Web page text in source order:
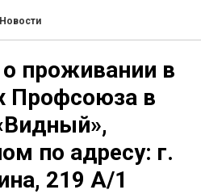
Новости
проживании в
Профсоюза в
по адресу: г.
219 А/1